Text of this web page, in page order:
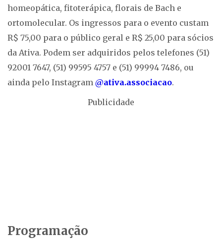
homeopática, fitoterápica, florais de Bach e
ortomolecular. Os ingressos para o evento custam
R$ 75,00 para o público geral e R$ 25,00 para sócios
da Ativa. Podem ser adquiridos pelos telefones (51)
92001 7647, (51) 99595 4757 e (51) 99994 7486, ou
ainda pelo Instagram @ativa.associacao.
Publicidade
Programação